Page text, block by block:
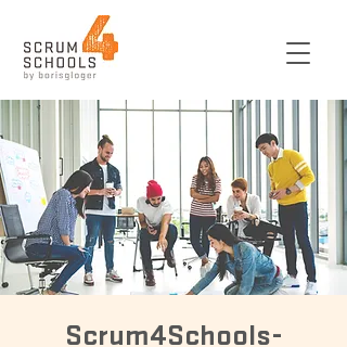
Scrum4Schools-